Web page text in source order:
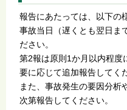
報告にあたっては、以下の
事故当日（遅くとも翌日ま
ださい。
第2報は原則1か月以内程度
要に応じて追加報告してく
また、事故発生の要因分析
次第報告してください。